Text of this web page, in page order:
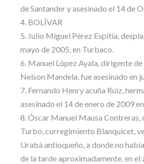
de Santander y asesinado el 14 de
4. BOLÍVAR
5. Julio Miguel Pérez Espitia,
mayo de 2005, en Turbaco.
6. Manuel López Ayala, dirigente de
Nelson Mandela, fue asesinado en
7. Fernando Henry acuña Ruiz,
asesinado el 14 de enero de 2009
8. Óscar Manuel Mausa
Turbo, corregimiento Blanquicet,
Urabá antioqueño, a donde no
de la tarde aproximadamente, en